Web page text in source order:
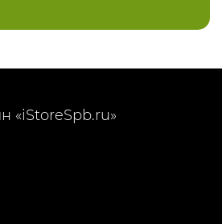
«iStoreSpb.ru»